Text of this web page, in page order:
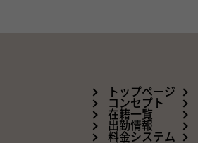
トップページ
コンセプト
在籍一覧
出勤情報
料金システム